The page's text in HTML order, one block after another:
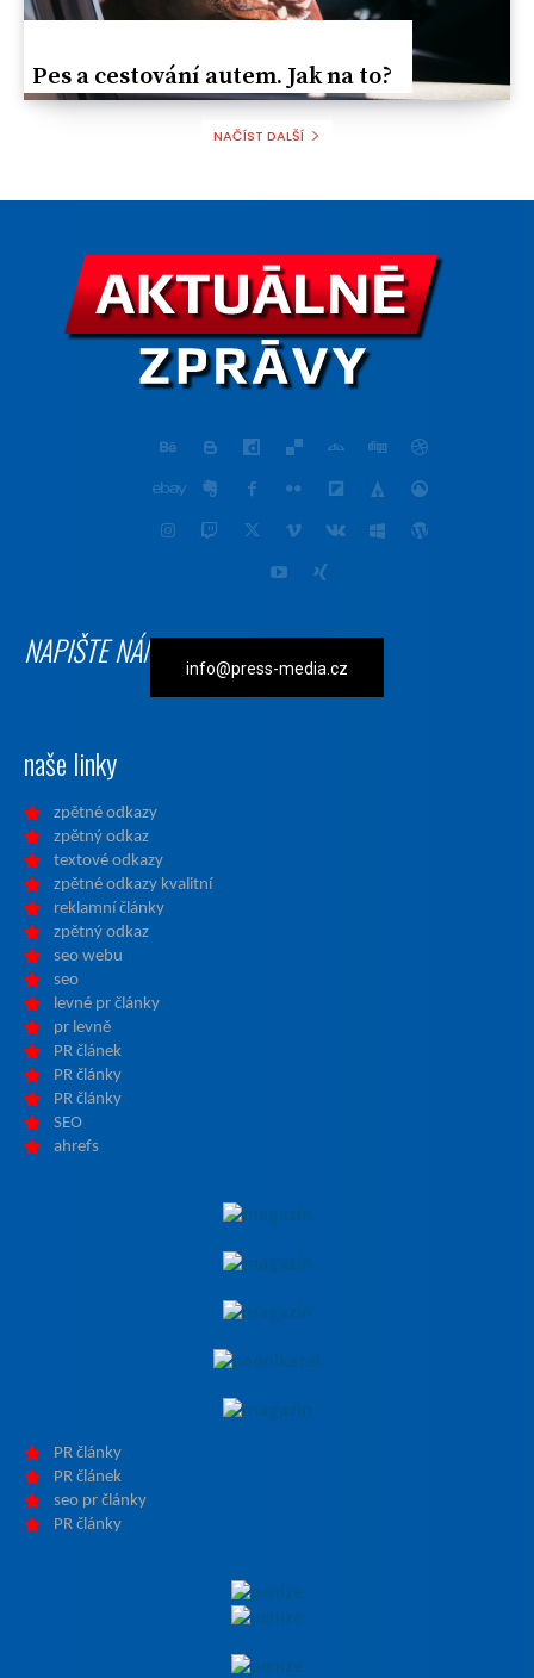
Реs a cestování autem. Jak na to?
NAČÍST DALŠÍ
NAPIŠTE NÁM info@press-media.cz
naše linky
zpětné odkazy
zpětný odkaz
textové odkazy
zpětné odkazy kvalitní
reklamní články
zpětný odkaz
seo webu
seo
levné pr články
pr levně
PR článek
PR články
PR články
SEO
ahrefs
PR články
PR článek
seo pr články
PR články